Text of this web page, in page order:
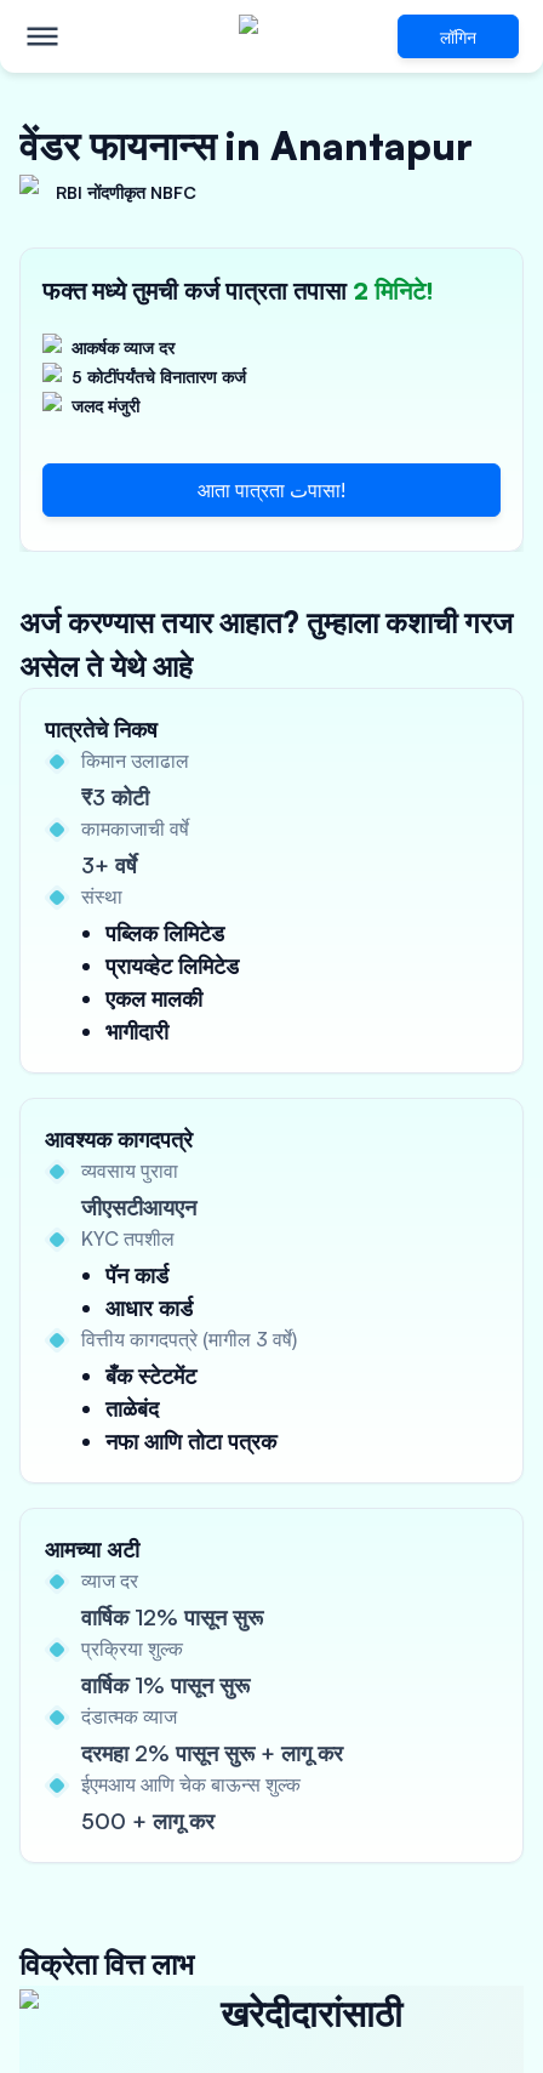
लॉगिन
वेंडर फायनान्स in Anantapur
RBI नोंदणीकृत NBFC
फक्त मध्ये तुमची कर्ज पात्रता तपासा 2 मिनिटे!
आकर्षक व्याज दर
5 कोटींपर्यंतचे विनातारण कर्ज
जलद मंजुरी
आता पात्रता تपासा!
अर्ज करण्यास तयार आहात? तुम्हाला कशाची गरज
असेल ते येथे आहे
पात्रतेचे निकष
किमान उलाढाल
₹3 कोटी
कामकाजाची वर्षे
3+ वर्षे
संस्था
पब्लिक लिमिटेड
प्रायव्हेट लिमिटेड
एकल मालकी
भागीदारी
आवश्यक कागदपत्रे
व्यवसाय पुरावा
जीएसटीआयएन
KYC तपशील
पॅन कार्ड
आधार कार्ड
वित्तीय कागदपत्रे (मागील 3 वर्षे)
बँक स्टेटमेंट
ताळेबंद
नफा आणि तोटा पत्रक
आमच्या अटी
व्याज दर
वार्षिक 12% पासून सुरू
प्रक्रिया शुल्क
वार्षिक 1% पासून सुरू
दंडात्मक व्याज
दरमहा 2% पासून सुरू + लागू कर
ईएमआय आणि चेक बाऊन्स शुल्क
500 + लागू कर
विक्रेता वित्त लाभ
खरेदीदारांसाठी